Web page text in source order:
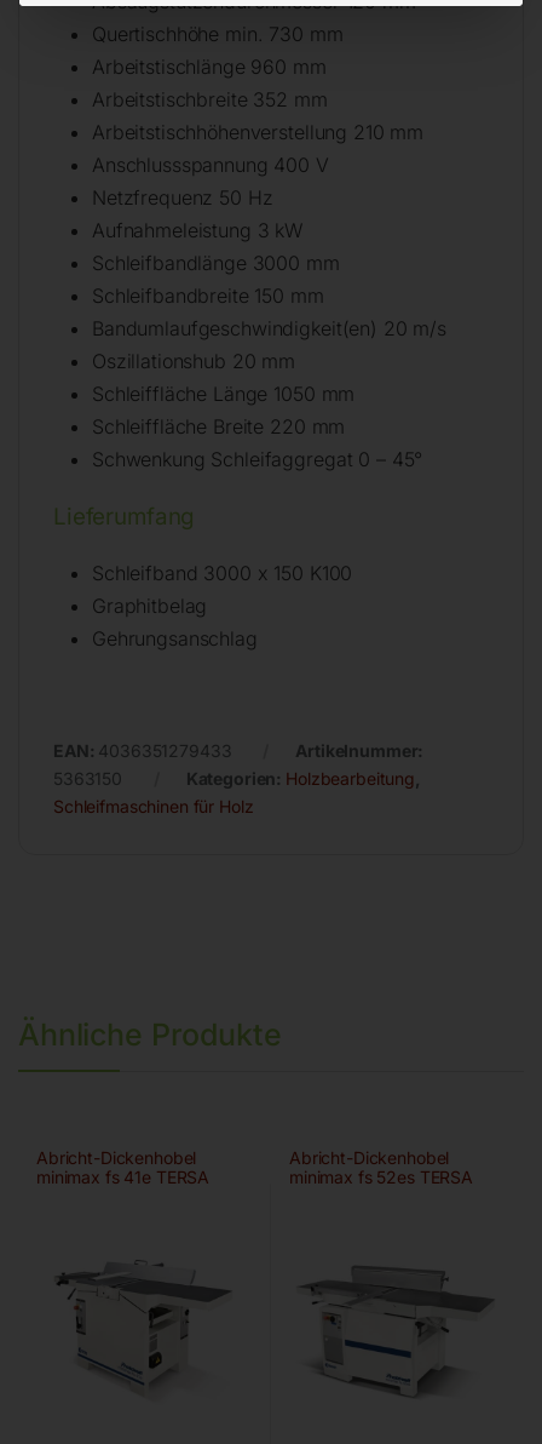
Quertischhöhe min. 730 mm
Arbeitstischlänge 960 mm
Arbeitstischbreite 352 mm
Arbeitstischhöhenverstellung 210 mm
Anschlussspannung 400 V
Netzfrequenz 50 Hz
Aufnahmeleistung 3 kW
Schleifbandlänge 3000 mm
Schleifbandbreite 150 mm
Bandumlaufgeschwindigkeit(en) 20 m/s
Oszillationshub 20 mm
Schleiffläche Länge 1050 mm
Schleiffläche Breite 220 mm
Schwenkung Schleifaggregat 0 – 45°
Lieferumfang
Schleifband 3000 x 150 K100
Graphitbelag
Gehrungsanschlag
EAN: 4036351279433
Artikelnummer:
5363150
Kategorien: Holzbearbeitung
Schleifmaschinen für Holz
Ähnliche Produkte
Abricht-Dickenhobel
minimax fs 41e TERSA
Abricht-Dickenhobel
minimax fs 52es TERSA